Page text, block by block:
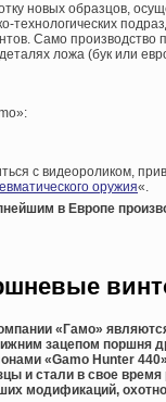
новых образцов,
технологических
Само производство
ложа (бук или
с видеороликом,
оружия«.
в Европе
«Гамо»
зацепом поршня
«Gamo Hunter
и стали в свое
модификаций, охотно